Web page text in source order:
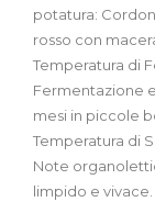
potatura:
rosso con
Temperatura di
Fermentazione
mesi in piccole
Temperatura di
Note
limpido e